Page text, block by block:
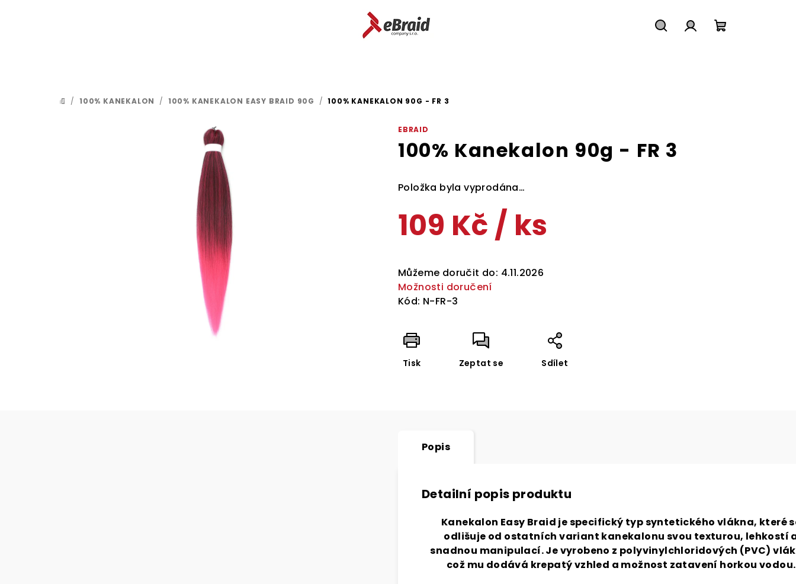
DOMŮ
/ 100% KANEKALON / 100% KANEKALON EASY BRAID 90G / 100% KANEKALON 90G - FR 3
EBRAID
100% Kanekalon 90g - FR 3
Položka byla vyprodána…
109 Kč / ks
cena:
Můžeme doručit do: 4.11.2026
Možnosti doručení
Kód: N-FR-3
Tisk Zeptat se Sdílet
Popis
Detailní popis produktu
Kanekalon Easy Braid je specifický typ syntetického vlákna, které
odlišuje od ostatních variant kanekalonu svou texturou, lehkostí
snadnou manipulací. Je vyrobeno z polyvinylchloridových (PVC)
což mu dodává krepatý vzhled a možnost zatavení horkou vodou.